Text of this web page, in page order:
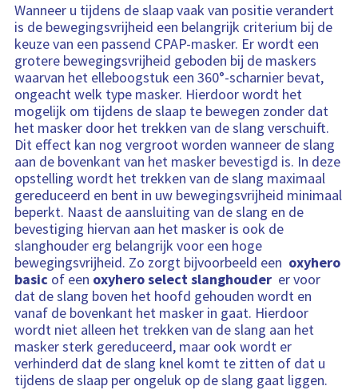
Wanneer u tijdens de slaap vaak van positie verandert
is de bewegingsvrijheid een belangrijk criterium bij de
keuze van een passend CPAP-masker. Er wordt een
grotere bewegingsvrijheid geboden bij de maskers
waarvan het elleboogstuk een 360°-scharnier bevat,
ongeacht welk type masker. Hierdoor wordt het
mogelijk om tijdens de slaap te bewegen zonder dat
het masker door het trekken van de slang verschuift.
Dit effect kan nog vergroot worden wanneer de slang
aan de bovenkant van het masker bevestigd is. In deze
opstelling wordt het trekken van de slang maximaal
gereduceerd en bent in uw bewegingsvrijheid minimaal
beperkt. Naast de aansluiting van de slang en de
bevestiging hiervan aan het masker is ook de
slanghouder erg belangrijk voor een hoge
bewegingsvrijheid. Zo zorgt bijvoorbeeld een oxyhero
basic of een oxyhero select slanghouder er voor
dat de slang boven het hoofd gehouden wordt en
vanaf de bovenkant het masker in gaat. Hierdoor
wordt niet alleen het trekken van de slang aan het
masker sterk gereduceerd, maar ook wordt er
verhinderd dat de slang knel komt te zitten of dat u
tijdens de slaap per ongeluk op de slang gaat liggen.